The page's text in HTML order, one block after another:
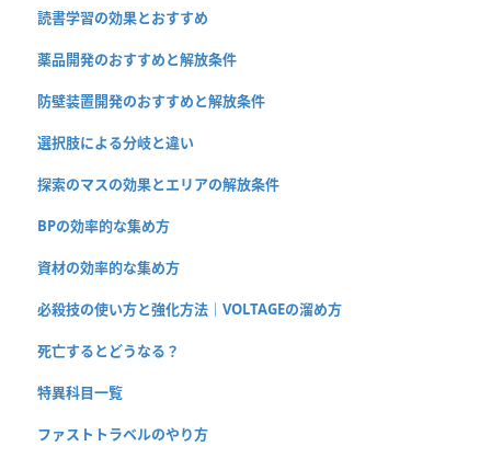
読書学習の効果とおすすめ
薬品開発のおすすめと解放条件
防壁装置開発のおすすめと解放条件
選択肢による分岐と違い
探索のマスの効果とエリアの解放条件
BPの効率的な集め方
資材の効率的な集め方
必殺技の使い方と強化方法｜VOLTAGEの溜め方
死亡するとどうなる？
特異科目一覧
ファストトラベルのやり方